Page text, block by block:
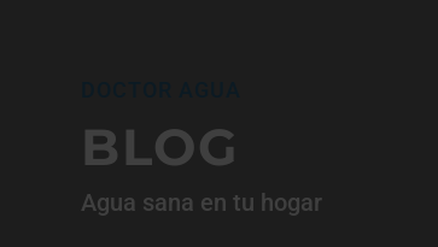
BLOG
Agua sana en tu hogar